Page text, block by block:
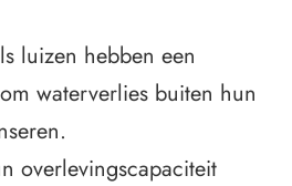
luizen hebben een
waterverlies buiten hun
overlevingscapaciteit